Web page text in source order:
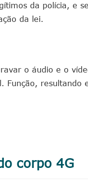
da polícia, e
da lei.
o áudio e o
Função, resultando
corpo 4G